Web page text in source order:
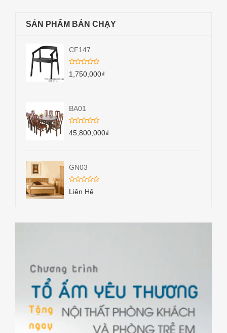
SẢN PHẨM BÁN CHẠY
CF147
1,750,000₫
BA01
45,800,000₫
GN03
Liên Hệ